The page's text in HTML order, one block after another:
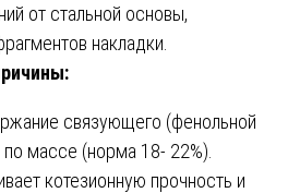
от стальной основы,
накладки.
связующего (фенольной
массе (норма 18- 22%).
котезионную прочность и